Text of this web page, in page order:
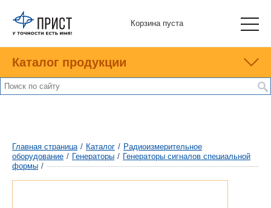
Корзина пуста
Каталог продукции
Главная страница / Каталог / Радиоизмерительное
оборудование / Генераторы / Генераторы сигналов специальной
формы /